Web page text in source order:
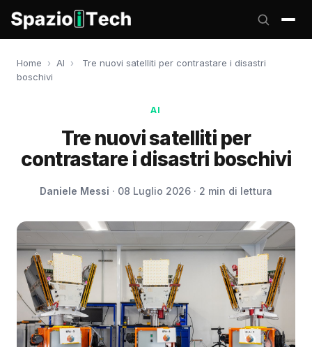
Home › AI ›
Tre nuovi satelliti per contrastare i disastri
boschivi
AI
Tre nuovi satelliti per
contrastare i disastri boschivi
Daniele Messi · 08 Luglio 2026 · 2 min di lettura